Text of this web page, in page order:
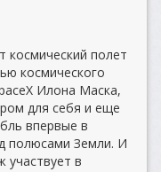
космический полет
космического
Илона Маска,
для себя и еще
впервые в
полюсами Земли. И
участвует в